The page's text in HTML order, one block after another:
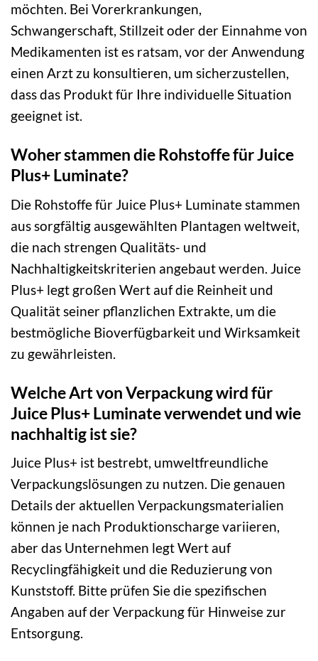
möchten. Bei Vorerkrankungen,
Schwangerschaft, Stillzeit oder der Einnahme von
Medikamenten ist es ratsam, vor der Anwendung
einen Arzt zu konsultieren, um sicherzustellen,
dass das Produkt für Ihre individuelle Situation
geeignet ist.
Woher stammen die Rohstoffe für Juice
Plus+ Luminate?
Die Rohstoffe für Juice Plus+ Luminate stammen
aus sorgfältig ausgewählten Plantagen weltweit,
die nach strengen Qualitäts- und
Nachhaltigkeitskriterien angebaut werden. Juice
Plus+ legt großen Wert auf die Reinheit und
Qualität seiner pflanzlichen Extrakte, um die
bestmögliche Bioverfügbarkeit und Wirksamkeit
zu gewährleisten.
Welche Art von Verpackung wird für
Juice Plus+ Luminate verwendet und wie
nachhaltig ist sie?
Juice Plus+ ist bestrebt, umweltfreundliche
Verpackungslösungen zu nutzen. Die genauen
Details der aktuellen Verpackungsmaterialien
können je nach Produktionscharge variieren,
aber das Unternehmen legt Wert auf
Recyclingfähigkeit und die Reduzierung von
Kunststoff. Bitte prüfen Sie die spezifischen
Angaben auf der Verpackung für Hinweise zur
Entsorgung.